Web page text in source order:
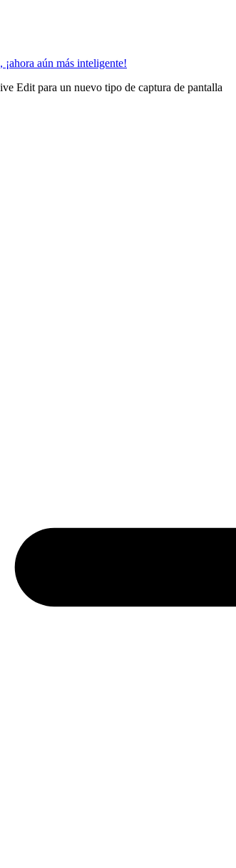
aún más inteligente!
Edit para un nuevo tipo de captura de pantalla